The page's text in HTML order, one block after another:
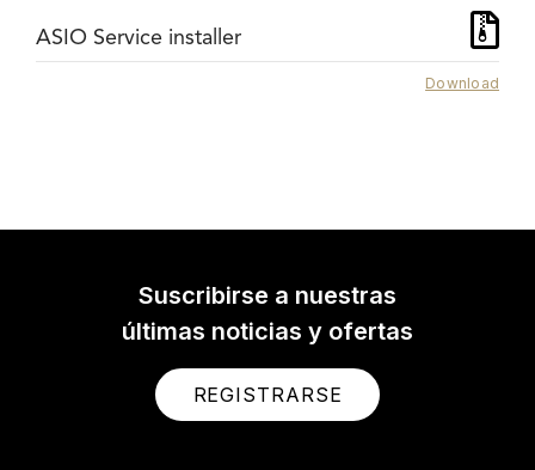
ASIO Service installer
Download
Suscribirse a nuestras
últimas noticias y ofertas
REGISTRARSE